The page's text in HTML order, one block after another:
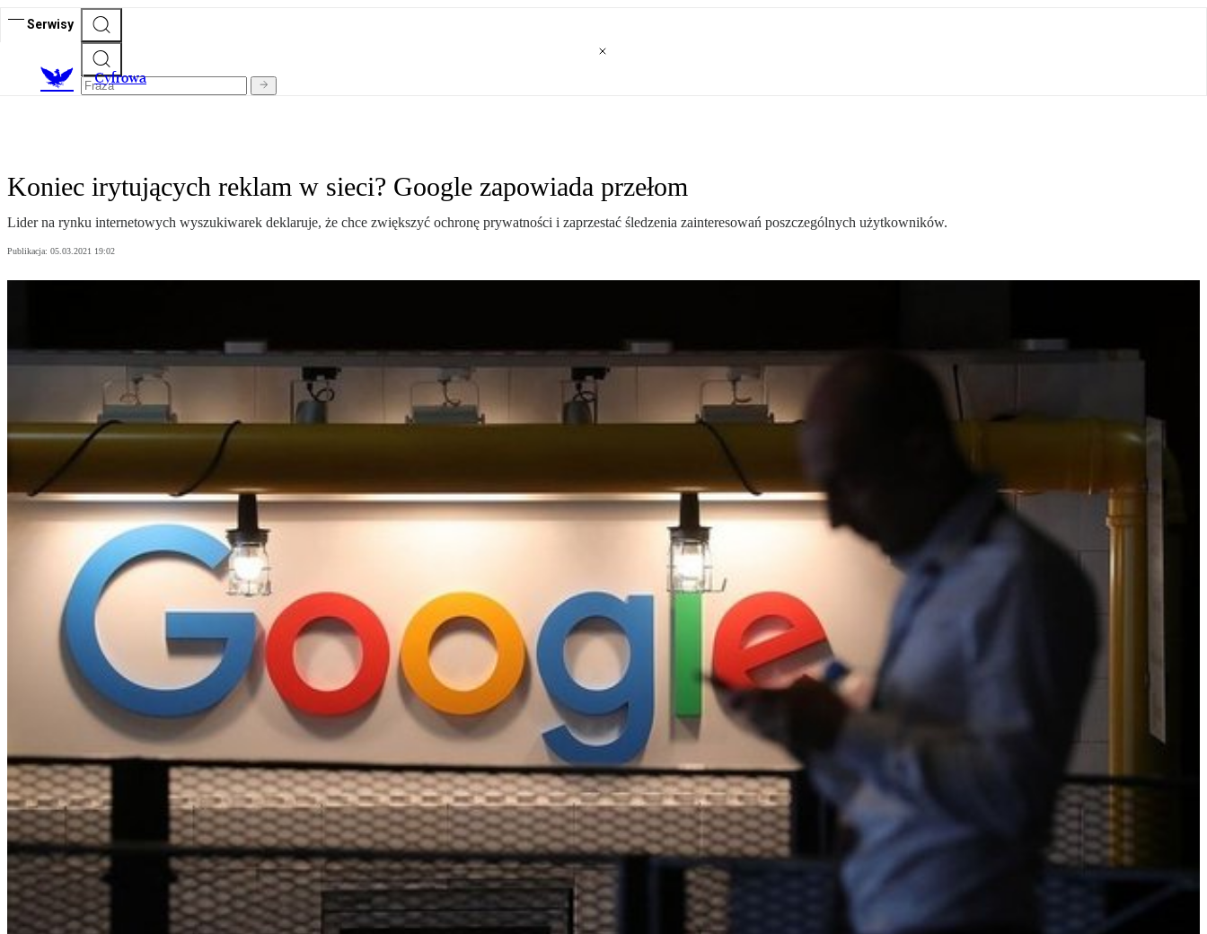
Serwisy
Cyfrowa
Koniec irytujących reklam w sieci? Google zapowiada przełom
Lider na rynku internetowych wyszukiwarek deklaruje, że chce zwiększyć ochronę prywatności i zaprzestać śledzenia zainteresowań poszczególnych użytkowników.
Publikacja: 05.03.2021 19:02